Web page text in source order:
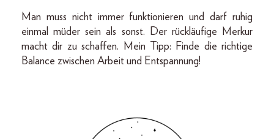
Man muss nicht immer funktionieren und darf ruhig
einmal müder sein als sonst. Der rückläufige Merkur
macht dir zu schaffen. Mein Tipp: Finde die richtige
Balance zwischen Arbeit und Entspannung!